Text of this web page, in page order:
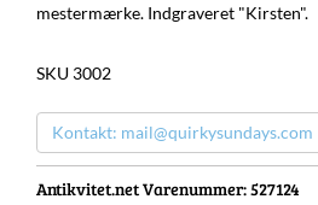
mestermærke. Indgraveret "Kirsten".
SKU 3002
Kontakt: mail@quirkysundays.com
Antikvitet.net Varenummer: 527124